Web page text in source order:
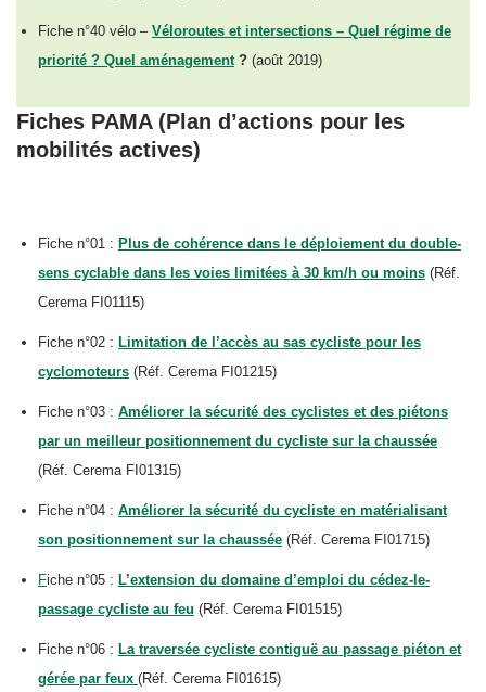
Fiche n°40 vélo – Véloroutes et intersections – Quel régime de
priorité ? Quel aménagement? (août 2019)
Fiches PAMA (Plan d’actions pour les
mobilités actives)
Fiche n°01 : Plus de cohérence dans le déploiement du double-
sens cyclable dans les voies limitées à 30 km/h ou moins (Réf.
Cerema FI01115)
Fiche n°02 : Limitation de l’accès au sas cycliste pour les
cyclomoteurs (Réf. Cerema FI01215)
Fiche n°03 : Améliorer la sécurité des cyclistes et des piétons
par un meilleur positionnement du cycliste sur la chaussée
(Réf. Cerema FI01315)
Fiche n°04 : Améliorer la sécurité du cycliste en matérialisant
son positionnement sur la chaussée (Réf. Cerema FI01715)
Fiche n°05 : L’extension du domaine d’emploi du cédez-le-
passage cycliste au feu (Réf. Cerema FI01515)
Fiche n°06 : La traversée cycliste contiguë au passage piéton et
gérée par feux (Réf. Cerema FI01615)